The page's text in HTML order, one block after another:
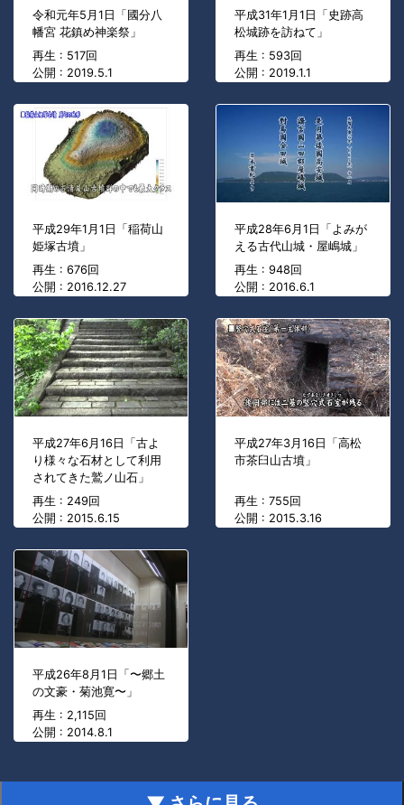
令和元年5月1日「國分八
幡宮 花鎮め神楽祭」
再生 : 517回
公開 : 2019.5.1
平成31年1月1日「史跡高
松城跡を訪ねて」
再生 : 593回
公開 : 2019.1.1
平成29年1月1日「稲荷山
姫塚古墳」
再生 : 676回
公開 : 2016.12.27
平成28年6月1日「よみが
える古代山城・屋嶋城」
再生 : 948回
公開 : 2016.6.1
平成27年6月16日「古よ
り様々な石材として利用
されてきた鷲ノ山石」
再生 : 249回
公開 : 2015.6.15
平成27年3月16日「高松
市茶臼山古墳」
再生 : 755回
公開 : 2015.3.16
平成26年8月1日「〜郷土
の文豪・菊池寛〜」
再生 : 2,115回
公開 : 2014.8.1